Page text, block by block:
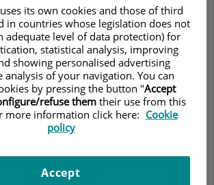
de
y Medicina
- ICA - Dr.
Pedir cita
its own cookies and those of third
in countries whose legislation does not
adequate level of data protection) for
statistical analysis, improving
showing personalised advertising
analysis of your navigation. You can
by pressing the button "Accept
refuse themtheir use from this
more information click here: Cookie
policy
Accept